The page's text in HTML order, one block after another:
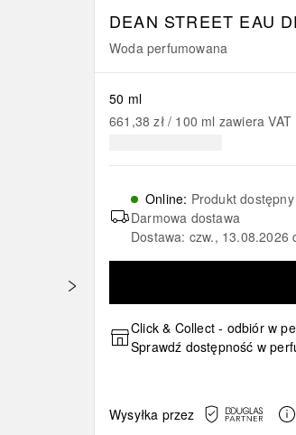
DEAN STREET EAU
Woda perfumowana
50 ml
661,38 zł / 100 ml zawiera VAT
Online: Produkt dostępny
Darmowa dostawa
Dostawa: czw., 13.08.2026
Click & Collect - odbiór w
Sprawdź dostępność w
Wysyłka przez